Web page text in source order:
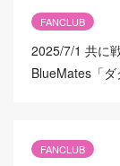
FANCLUB
2025/7/1 共に
BlueMates「ダ
FANCLUB